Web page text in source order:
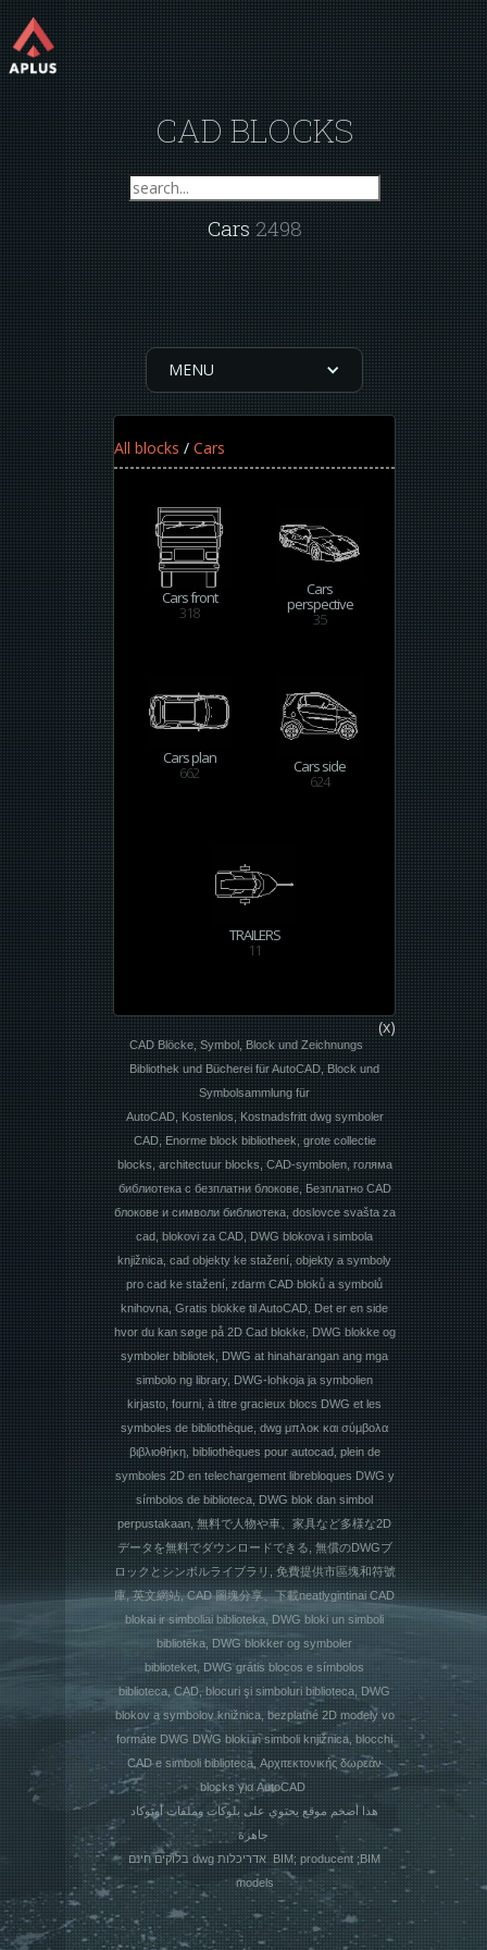
CAD BLOCKS
Cars2498
MENU
All blocks / Cars
Cars front
318
Cars
perspective
35
Cars plan
662 Cars side
624
TRAILERS
11
(x)
CAD Blöcke, Symbol, Block und Zeichnungs
Bibliothek und Bücherei für AutoCAD, Block und
Symbolsammlung für
AutoCAD, Kostenlos, Kostnadsfritt dwg symboler
CAD, Enorme block bibliotheek, grote collectie
blocks, architectuur blocks, CAD-symbolen, голяма
библиотека с безплатни блокове, Безплатно CAD
блокове и символи библиотека, doslovce svašta za
cad, blokovi za CAD, DWG blokova i simbola
knjižnica, cad objekty ke stažení, objekty a symboly
pro cad ke stažení, zdarm CAD bloků a symbolů
knihovna, Gratis blokke til AutoCAD, Det er en side
hvor du kan søge på 2D Cad blokke, DWG blokke og
symboler bibliotek, DWG at hinaharangan ang mga
simbolo ng library, DWG-lohkoja ja symbolien
kirjasto, fourni, à titre gracieux blocs DWG et les
symboles de bibliothèque, dwg μπλοκ και σύμβολα
βιβλιοθήκη, bibliothèques pour autocad, plein de
symboles 2D en telechargement librebloques DWG y
símbolos de biblioteca, DWG blok dan simbol
perpustakaan, 無料で人物や車、家具など多様な2D
データを無料でダウンロードできる, 無償のDWGブ
ロックとシンボルライブラリ, 免費提供市區塊和符號
庫, 英文網站, CAD 圖塊分享、下載neatlygintinai CAD
blokai ir simboliai biblioteka, DWG bloki un simboli
bibliotēka, DWG blokker og symboler
biblioteket, DWG grátis blocos e símbolos
biblioteca, CAD, blocuri şi simboluri biblioteca, DWG
blokov a symbolov knižnica, bezplatné 2D modely vo
formáte DWG DWG bloki in simboli knjižnica, blocchi
CAD e simboli biblioteca, Αρχιτεκτονικής δωρεάν
blocks για AutoCAD
هذا أضخم موقع يحتوي على بلوكات وملفات أوتوكاد
בלוקים חינם dwg אדריכלות BIM; producent ;BIM
models